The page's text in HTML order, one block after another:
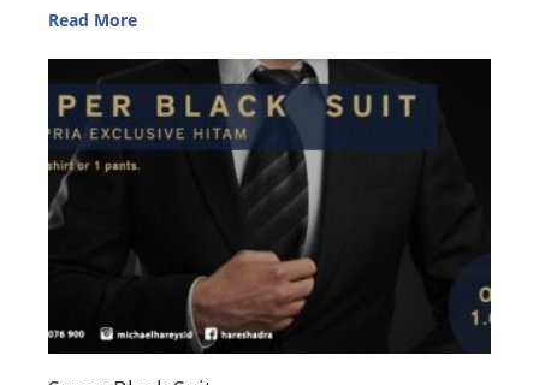
Read More